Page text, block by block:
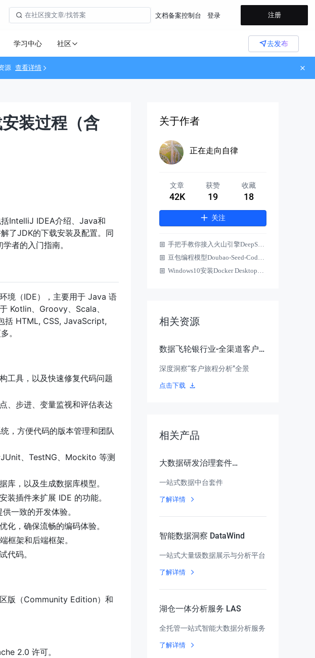
文档备案控制台 登录 注册
学习中心 社区 去发布
源 查看详情
装过程（含
IntelliJ IDEA介绍、Java和
了JDK的下载安装及配置。同
者的入门指南。
境（IDE），主要用于 Java 语
Kotlin、Groovy、Scala、
括 HTML, CSS, JavaScript,
。
工具，以及快速修复代码问题
、步进、变量监视和评估表达
，方便代码的版本管理和团队
、TestNG、Mockito 等测
库，以及生成数据库模型。
装插件来扩展 IDE 的功能。
一致的开发体验。
化，确保流畅的编码体验。
框架和后端框架。
代码。
版（Community Edition）和
2.0 许可。
关于作者
正在走向自律
文章
42K
获赞
19
收藏
18
关注
手把手教你接入火山引擎DeepSeek-R1联网搜索API，开启智能探索新旅程
豆包编程模型Doubao-Seed-Code深度体验，从零开始构建全栈项目的完整指南
Windows10安装Docker Desktop（大妈看了都会）
相关资源
数据飞轮银行业-全渠道客户
旅程分析与精细化线上运营白
深度洞察“客户旅程分析”全景
点击下载
相关产品
大数据研发治理套件
DataLeap
一站式数据中台套件
了解详情
智能数据洞察 DataWind
一站式大量级数据展示与分析平台
了解详情
湖仓一体分析服务 LAS
全托管一站式智能大数据分析服务
了解详情